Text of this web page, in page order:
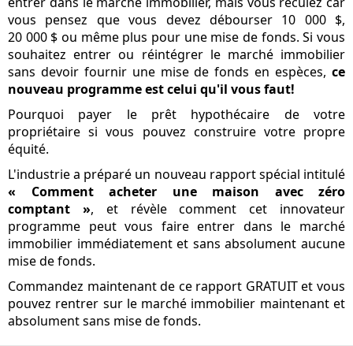
vous pensez que vous devez débourser 10 000 $,
20 000 $ ou même plus pour une mise de fonds. Si vous
souhaitez entrer ou réintégrer le marché immobilier
sans devoir fournir une mise de fonds en espèces, ce
nouveau programme est celui qu'il vous faut!
Pourquoi payer le prêt hypothécaire de votre
propriétaire si vous pouvez construire votre propre
équité.
L'industrie a préparé un nouveau rapport spécial intitulé
« Comment acheter une maison avec zéro
comptant », et révèle comment cet innovateur
programme peut vous faire entrer dans le marché
immobilier immédiatement et sans absolument aucune
mise de fonds.
Commandez maintenant de ce rapport GRATUIT et vous
pouvez rentrer sur le marché immobilier maintenant et
absolument sans mise de fonds.